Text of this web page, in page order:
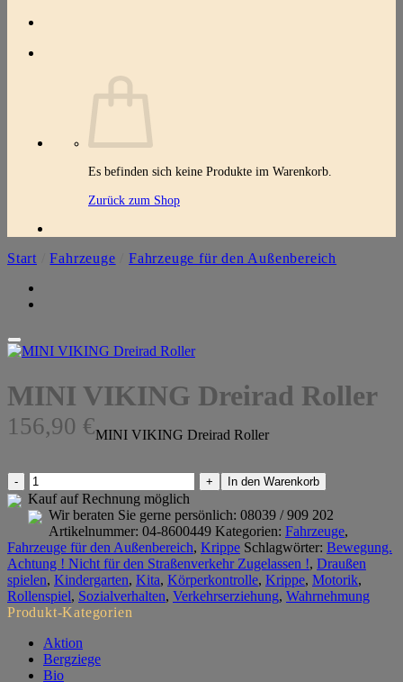
Es befinden sich keine Produkte im Warenkorb.
Zurück zum Shop
Start Fahrzeuge Fahrzeuge für den Außenbereich
MINI VIKING Dreirad Roller
156,90 €MINI VIKING Dreirad Roller
MINI
VIKING
Dreirad
Roller
Menge
In den Warenkorb
Kauf auf Rechnung möglich
Wir beraten Sie gerne persönlich: 08039 / 909 202
Artikelnummer: 04-8600449 Kategorien: Fahrzeuge,
Fahrzeuge für den Außenbereich, Krippe Schlagwörter: Bewegung.
Achtung ! Nicht für den Straßenverkehr Zugelassen !, Draußen
spielen, Kindergarten, Kita, Körperkontrolle, Krippe, Motorik,
Rollenspiel, Sozialverhalten, Verkehrserziehung, Wahrnehmung
Produkt-Kategorien
Aktion
Bergziege
Bio